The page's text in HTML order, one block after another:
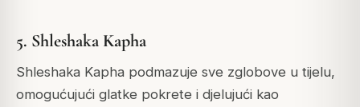
5. Shleshaka Kapha
Shleshaka Kapha podmazuje sve zglobove u tijelu,
omogućujući glatke pokrete i djelujući kao